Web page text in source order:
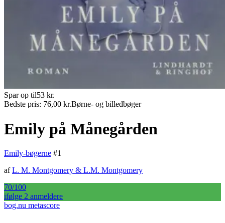
Spar op til53 kr.
Bedste pris: 76,00 kr.Børne- og billedbøger
Emily på Månegården
Emily-bøgerne #1
afL. M. Montgomery & L.M. Montgomery
70/100
ifølge 2 anmeldere
bog.nu metascore